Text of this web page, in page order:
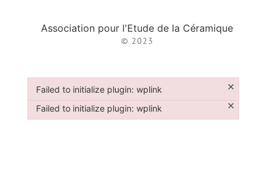
Association pour l'Etude de la Céramique
© 2023
Failed to initialize plugin: wplink ×
Failed to initialize plugin: wplink
Failed to initialize plugin: wplink ×